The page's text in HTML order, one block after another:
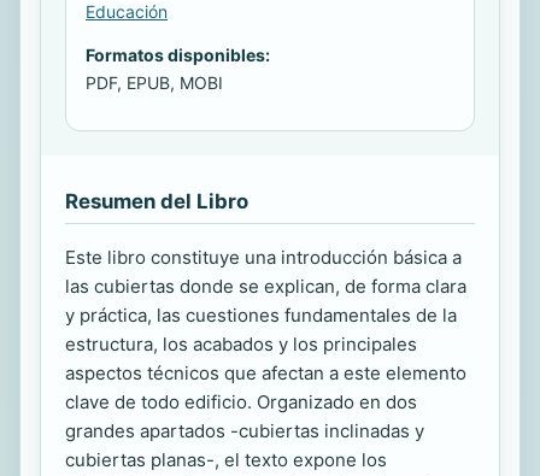
Educación
Formatos disponibles:
PDF, EPUB, MOBI
Resumen del Libro
Este libro constituye una introducción básica a
las cubiertas donde se explican, de forma clara
y práctica, las cuestiones fundamentales de la
estructura, los acabados y los principales
aspectos técnicos que afectan a este elemento
clave de todo edificio. Organizado en dos
grandes apartados -cubiertas inclinadas y
cubiertas planas-, el texto expone los